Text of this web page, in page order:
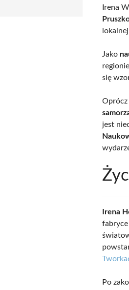
Irena
Jako
się
Oprócz
jest
Irena
fabryce
Po